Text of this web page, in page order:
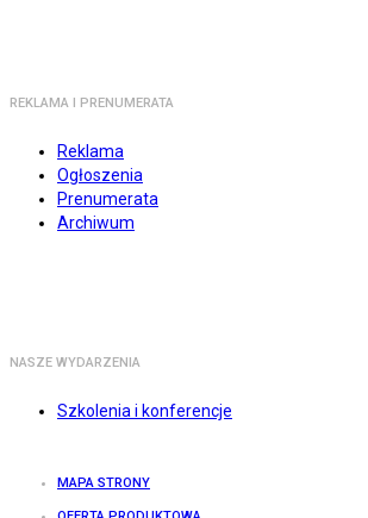
REKLAMA I PRENUMERATA
Reklama
Ogłoszenia
Prenumerata
Archiwum
NASZE WYDARZENIA
Szkolenia i konferencje
MAPA STRONY